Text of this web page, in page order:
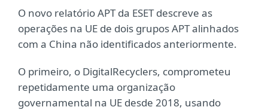
O novo relatório APT da ESET descreve as
operações na UE de dois grupos APT alinhados
com a China não identificados anteriormente.
O primeiro, o DigitalRecyclers, comprometeu
repetidamente uma organização
governamental na UE desde 2018, usando